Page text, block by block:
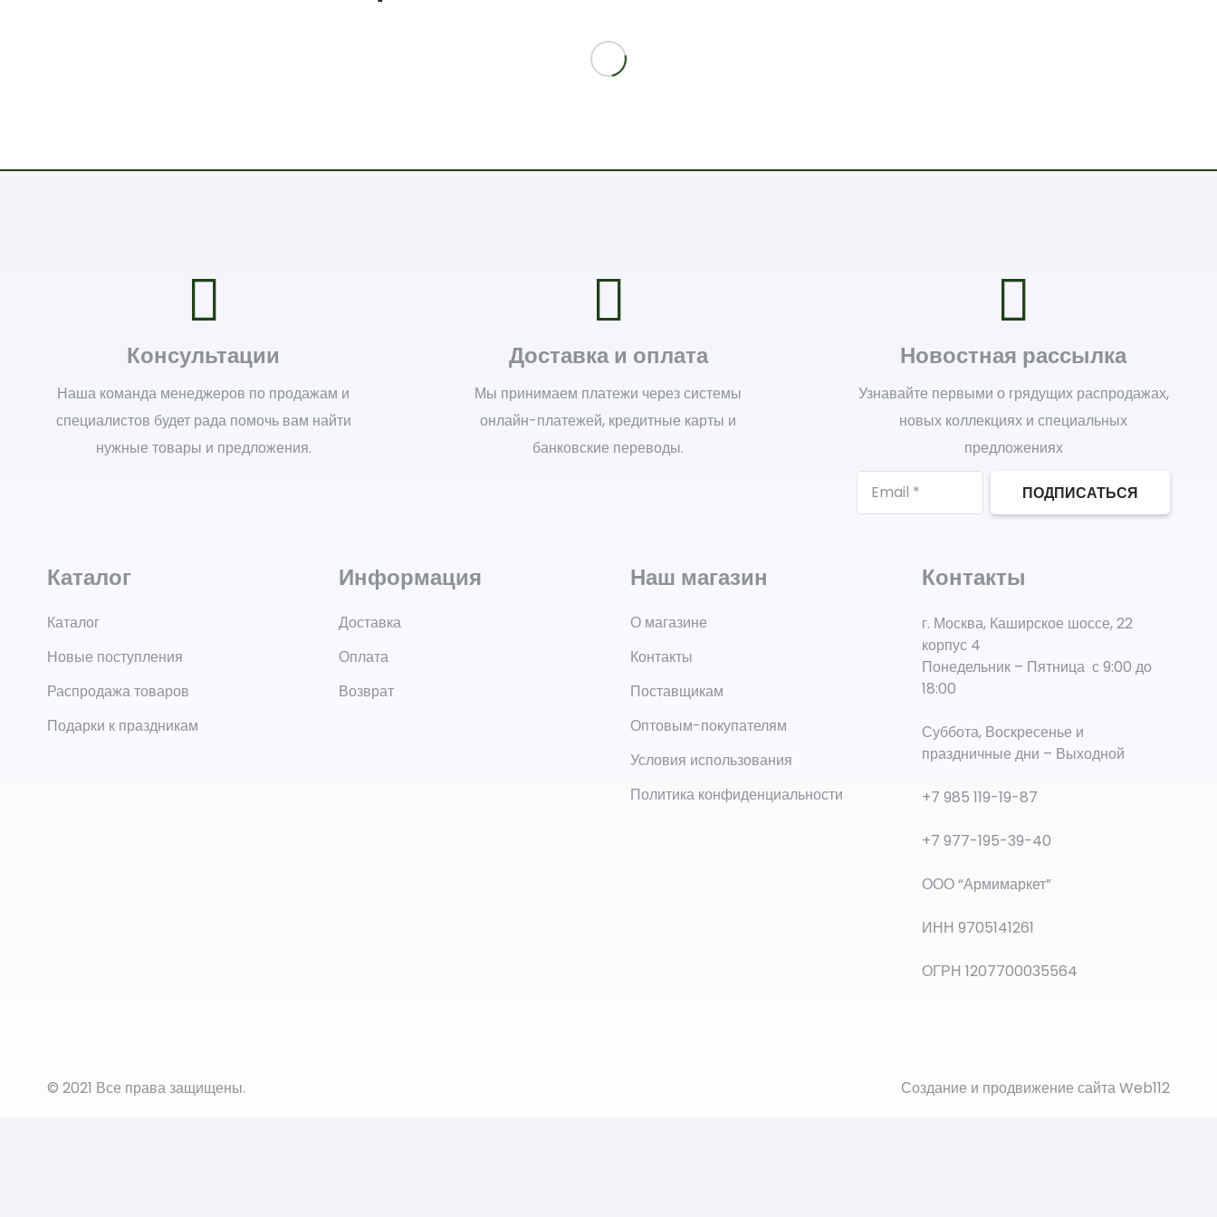
Консультации
Наша команда менеджеров по продажам и
специалистов будет рада помочь вам найти
нужные товары и предложения.
Доставка и оплата
Мы принимаем платежи через системы
онлайн-платежей, кредитные карты и
банковские переводы.
Новостная рассылка
Узнавайте первыми о грядущих распродажах,
новых коллекциях и специальных
предложениях
ПОДПИСАТЬСЯ
Каталог
Каталог
Новые поступления
Распродажа товаров
Подарки к праздникам
Информация
Доставка
Оплата
Возврат
Наш магазин
О магазине
Контакты
Поставщикам
Оптовым-покупателям
Условия использования
Политика конфиденциальности
Контакты
г. Москва, Каширское шоссе, 22
корпус 4
Понедельник – Пятница с 9:00 до
18:00
Суббота, Воскресенье и
праздничные дни – Выходной
+7 985 119-19-87
+7 977-195-39-40
ООО “Армимаркет”
ИНН 9705141261
ОГРН 1207700035564
© 2021 Все права защищены. Создание и продвижение сайта Web112